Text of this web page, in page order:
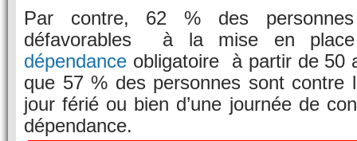
Par contre, 62 % des personnes
défavorables à la mise en
dépendance obligatoire à partir de 50
que 57 % des personnes sont contre
jour férié ou bien d’une journée de
dépendance.